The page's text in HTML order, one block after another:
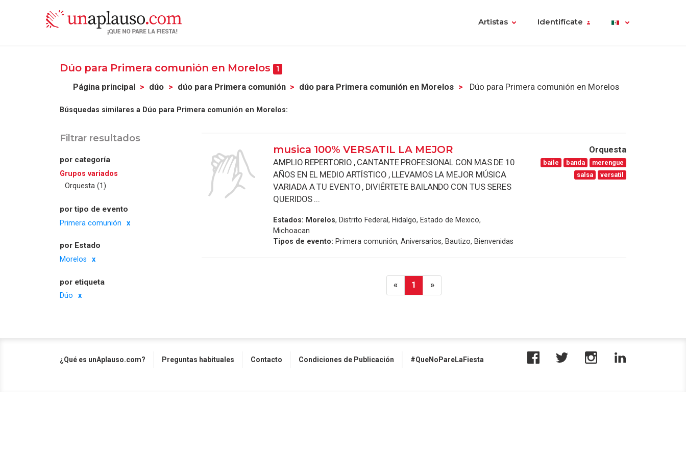
Artistas Identifícate
Dúo para Primera comunión en Morelos 1
Página principal dúo dúo para Primera comunión dúo para Primera comunión en Morelos Dúo para Primera comunión en Morelos
Búsquedas similares a Dúo para Primera comunión en Morelos:
Filtrar resultados
por categoría
Grupos variados
Orquesta (1)
por tipo de evento
Primera comunión
por Estado
Morelos
por etiqueta
Dúo
musica 100% VERSATIL LA MEJOR
AMPLIO REPERTORIO , CANTANTE PROFESIONAL CON MAS DE 10
AÑOS EN EL MEDIO ARTÍSTICO , LLEVAMOS LA MEJOR MÚSICA
VARIADA A TU EVENTO , DIVIÉRTETE BAILANDO CON TUS SERES
QUERIDOS ...
Estados: Morelos, Distrito Federal, Hidalgo, Estado de Mexico,
Michoacan
Tipos de evento: Primera comunión, Aniversarios, Bautizo, Bienvenidas
Orquesta
baile banda
merengue
salsa
versatil
« 1 »
¿Qué es unAplauso.com? Preguntas habituales Contacto Condiciones de Publicación #QueNoPareLaFiesta